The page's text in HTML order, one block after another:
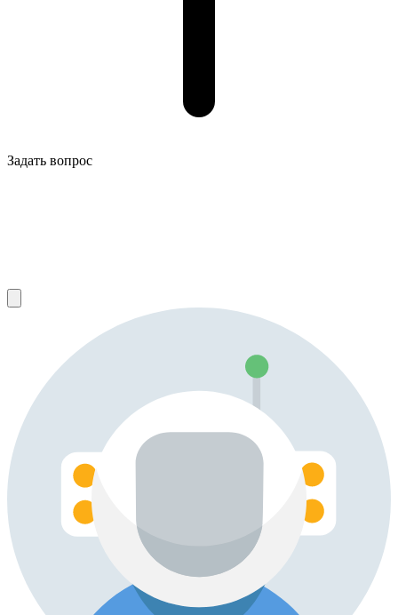
Задать вопрос